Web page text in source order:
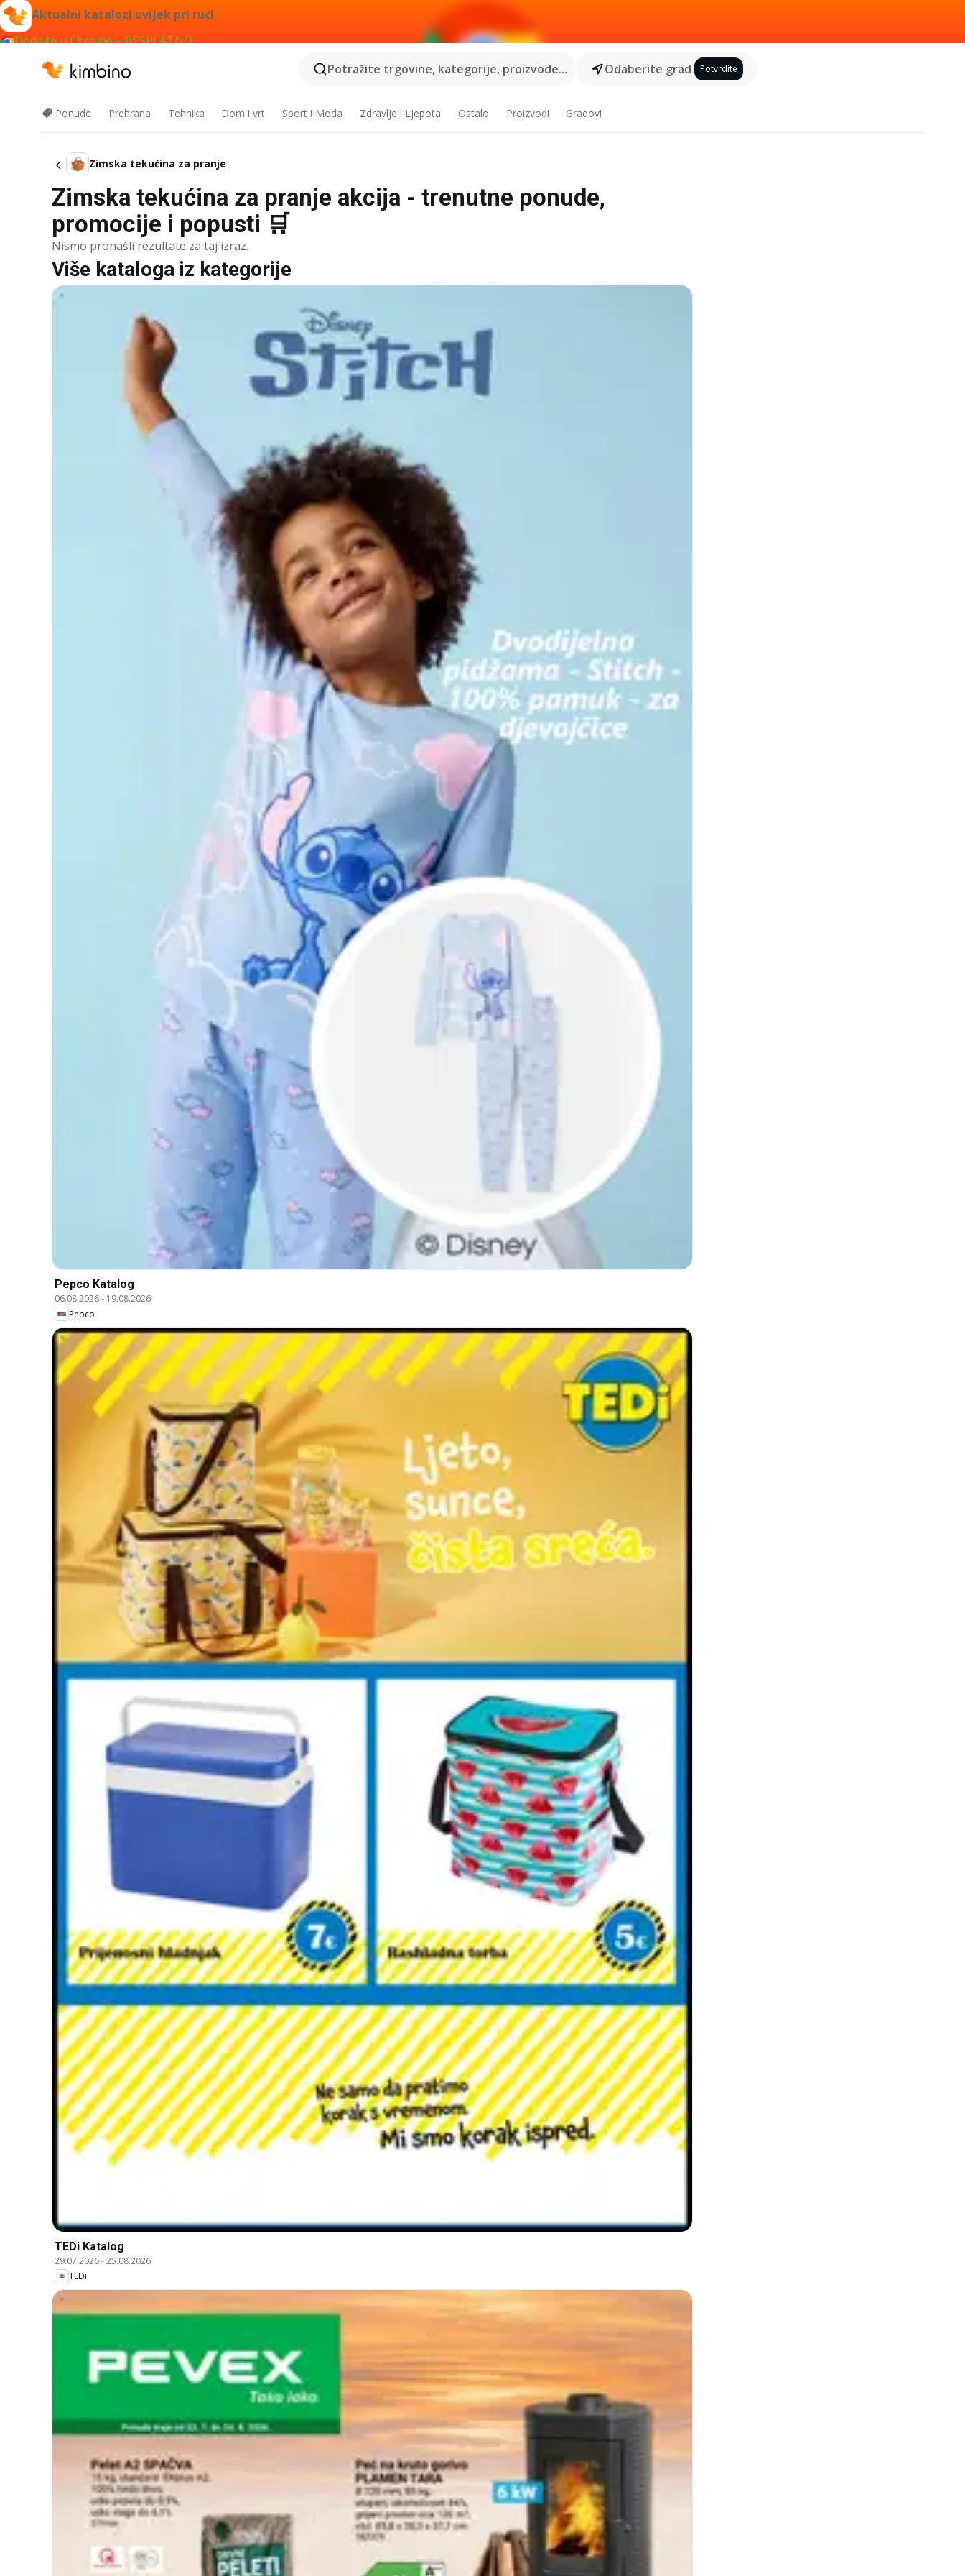
Aktualni katalozi uvijek pri ruci
Dodajte u Chrome – BESPLATNO
Potražite trgovine, kategorije, proizvode...
Odaberite grad Potvrdite
Ponude Prehrana Tehnika Dom i vrt Sport i Moda Zdravlje i Ljepota Ostalo Proizvodi Gradovi
Zimska tekućina za pranje
Zimska tekućina za pranje akcija - trenutne ponude,
promocije i popusti 🛒
Nismo pronašli rezultate za taj izraz.
Više kataloga iz kategorije
Pepco Katalog
06.08.2026- 19.08.2026
Pepco
TEDi Katalog
29.07.2026-25.08.2026
TEDi